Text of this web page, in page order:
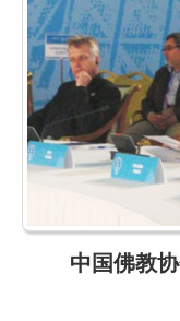
中国佛教